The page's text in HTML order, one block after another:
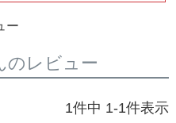
ー
のレビュー
1件中 1-1件表示